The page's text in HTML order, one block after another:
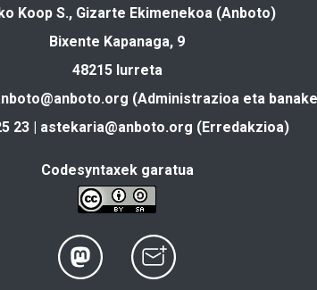
Koop S., Gizarte Ekimenekoa (Anboto)
Bixente Kapanaga, 9
48215 Iurreta
(Administrazioa eta
23 | astekaria@anboto.org (Erredakzioa)
Codesyntaxek garatua